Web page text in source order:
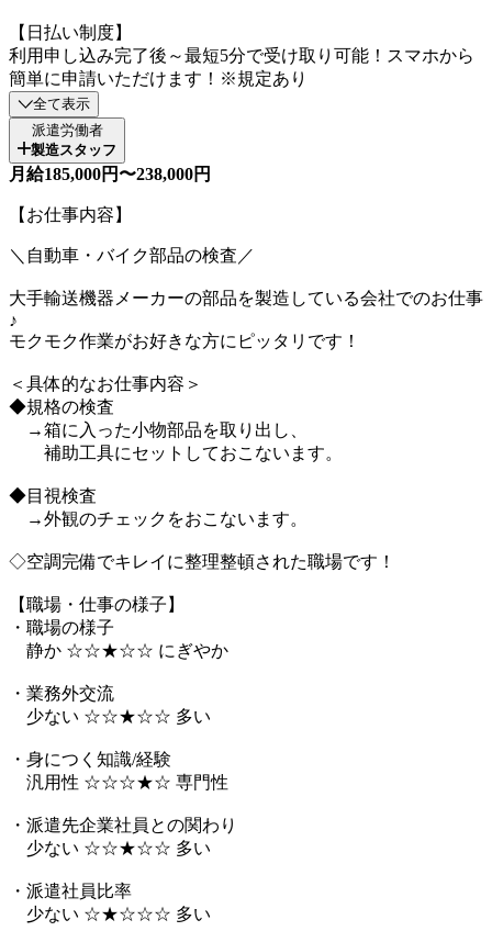
【日払い制度】
利用申し込み完了後～最短5分で受け取り可能！スマホから
簡単に申請いただけます！※規定あり
全て表示
派遣労働者
製造スタッフ
月給185,000円〜238,000円
【お仕事内容】
＼自動車・バイク部品の検査／
大手輸送機器メーカーの部品を製造している会社でのお仕事
♪
モクモク作業がお好きな方にピッタリです！
＜具体的なお仕事内容＞
◆規格の検査
→箱に入った小物部品を取り出し、
補助工具にセットしておこないます。
◆目視検査
→外観のチェックをおこないます。
◇空調完備でキレイに整理整頓された職場です！
【職場・仕事の様子】
・職場の様子
静か ☆☆★☆☆ にぎやか
・業務外交流
少ない ☆☆★☆☆ 多い
・身につく知識/経験
汎用性 ☆☆☆★☆ 専門性
・派遣先企業社員との関わり
少ない ☆☆★☆☆ 多い
・派遣社員比率
少ない ☆★☆☆☆ 多い